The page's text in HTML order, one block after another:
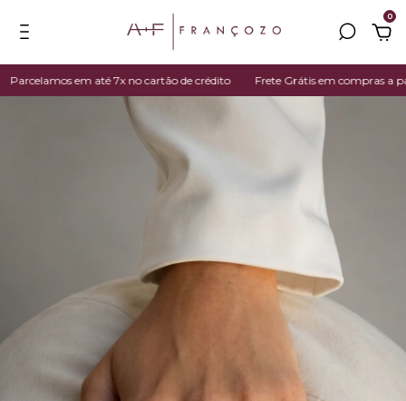
0
em até 7x no cartão de crédito Frete Grátis em compras a partir de